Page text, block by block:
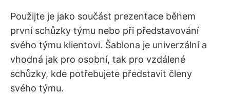
Použijte je jako součást prezentace během
první schůzky týmu nebo při představování
svého týmu klientovi. Šablona je univerzální a
vhodná jak pro osobní, tak pro vzdálené
schůzky, kde potřebujete představit členy
svého týmu.